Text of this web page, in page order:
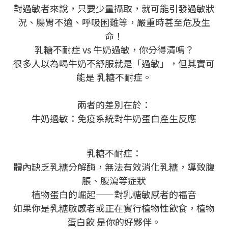
對過敏者來說，只要少量攝取，就可能引發過敏狀
況、腸胃不適、呼吸困難等，嚴重時甚至危及生
命！
乳糖不耐症 vs 牛奶過敏，你分得清嗎？
很多人以為喝牛奶不舒服就是「過敏」，但其實可
能是 乳糖不耐症。
兩者的差別在於：
牛奶過敏：免疫系統對牛奶蛋白產生反應
乳糖不耐症：
體內缺乏乳糖分解酶，無法有效消化乳糖，導致腹
脹、腹瀉等症狀
植物蛋白的崛起——對乳糖敏感者的福音
如果你是乳糖敏感者或正在實行植物性飲食，植物
蛋白飲 是你的好夥伴。